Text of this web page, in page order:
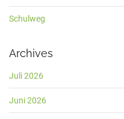
Schulweg
Archives
Juli 2026
Juni 2026